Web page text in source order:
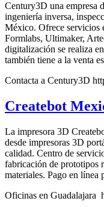
Century3D una empresa
ingeniería inversa,
México. Ofrece servicios
Formlabs, Ultimaker,
digitalización se realiza
también tiene a la venta
Contacta a Century3D
Createbot
La impresora 3D
desde impresoras 3D
calidad. Centro de
fabricación de prototipos
materiales. Pago en línea
Oficinas en Guadalajara